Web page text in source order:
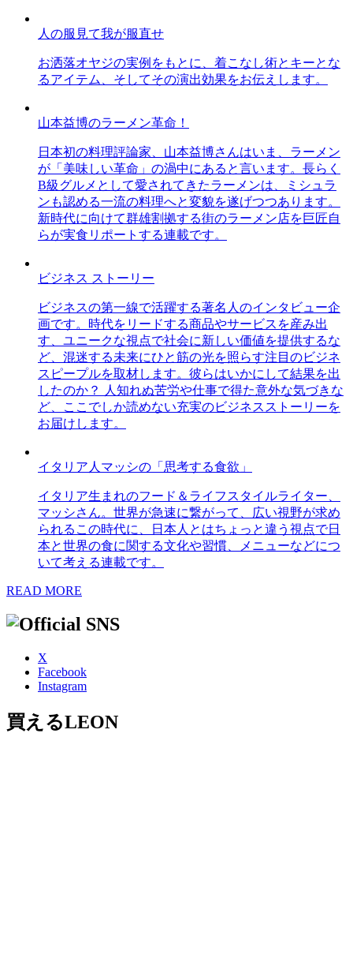
人の服見て我が服直せ
お洒落オヤジの実例をもとに、着こなし術とキーとな
るアイテム、そしてその演出効果をお伝えします。
山本益博のラーメン革命！
日本初の料理評論家、山本益博さんはいま、ラーメン
が「美味しい革命」の渦中にあると言います。長らく
B級グルメとして愛されてきたラーメンは、ミシュラ
ンも認める一流の料理へと変貌を遂げつつあります。
新時代に向けて群雄割拠する街のラーメン店を巨匠自
らが実食リポートする連載です。
ビジネス ストーリー
ビジネスの第一線で活躍する著名人のインタビュー企
画です。時代をリードする商品やサービスを産み出
す、ユニークな視点で社会に新しい価値を提供するな
ど、混迷する未来にひと筋の光を照らす注目のビジネ
スピープルを取材します。彼らはいかにして結果を出
したのか？ 人知れぬ苦労や仕事で得た意外な気づきな
ど、ここでしか読めない充実のビジネスストーリーを
お届けします。
イタリア人マッシの「思考する食欲」
イタリア生まれのフード＆ライフスタイルライター、
マッシさん。世界が急速に繋がって、広い視野が求め
られるこの時代に、日本人とはちょっと違う視点で日
本と世界の食に関する文化や習慣、メニューなどにつ
いて考える連載です。
READ MORE
X
Facebook
Instagram
買えるLEON